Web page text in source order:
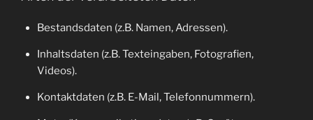
Bestandsdaten (z.B. Namen, Adressen).
Inhaltsdaten (z.B. Texteingaben, Fotografien,
Videos).
Kontaktdaten (z.B. E-Mail, Telefonnummern).